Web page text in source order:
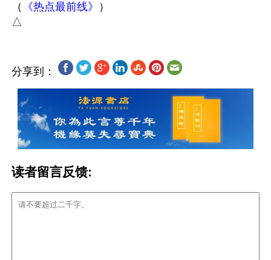
（ 《热点最前线》
）
分享到：
读者留言反馈: